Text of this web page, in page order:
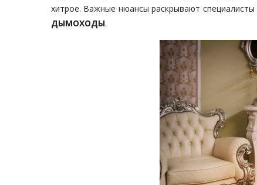
хитрое. Важные нюансы раскрывают специалисты
ДЫМОХОДЫ.